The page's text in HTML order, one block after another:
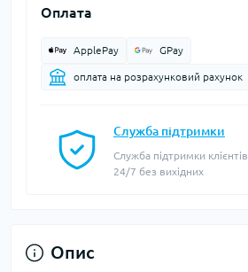
Оплата
ApplePay GPay
оплата на розрахунковий рахунок
Служба підтримки
Служба підтримки клієнтів
24/7 без вихідних
Опис